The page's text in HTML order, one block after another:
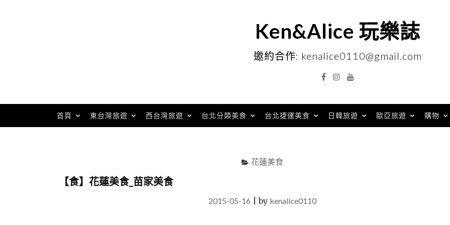
Ken&Alice 玩樂誌
邀約合作: kenalice0110@gmail.com
FacebookInstagramYouTube
首頁 東台灣旅遊 西台灣旅遊 台北分類美食 台北捷運美食 日韓旅遊 歐亞旅遊 購物
花蓮美食
【食】花蓮美食_苗家美食
2015-05-16 |by kenalice0110